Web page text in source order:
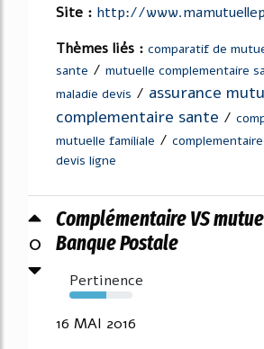
Site : http://
Thèmes liés : comparatif de
sante / mutuelle complementaire
maladie devis / assurance
complementaire sante /
mutuelle familiale /
devis ligne
0
Complémentaire VS
Banque Postale
Pertinence
58%
16 MAI 2016